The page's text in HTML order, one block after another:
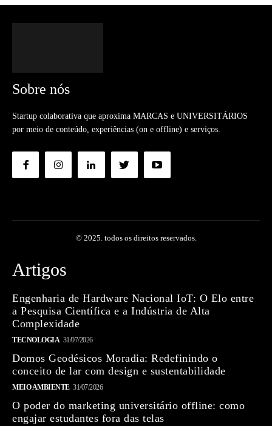
Sobre nós
Startup colaborativa que aproxima MARCAS e UNIVERSITÁRIOS
por meio de conteúdo, experiências (on e offline) e serviços.
© 2025. todos os direitos reservados.
Artigos
Engenharia de Hardware Nacional IoT: O Elo entre
a Pesquisa Científica e a Indústria de Alta
Complexidade
TECNOLOGIA 31/07/2026
Domos Geodésicos Moradia: Redefinindo o
conceito de lar com design e sustentabilidade
MEIO AMBIENTE 31/07/2026
O poder do marketing universitário offline: como
engajar estudantes fora das telas